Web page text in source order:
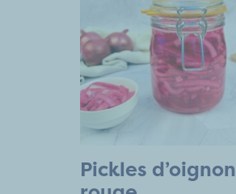
Pickles d’oignon